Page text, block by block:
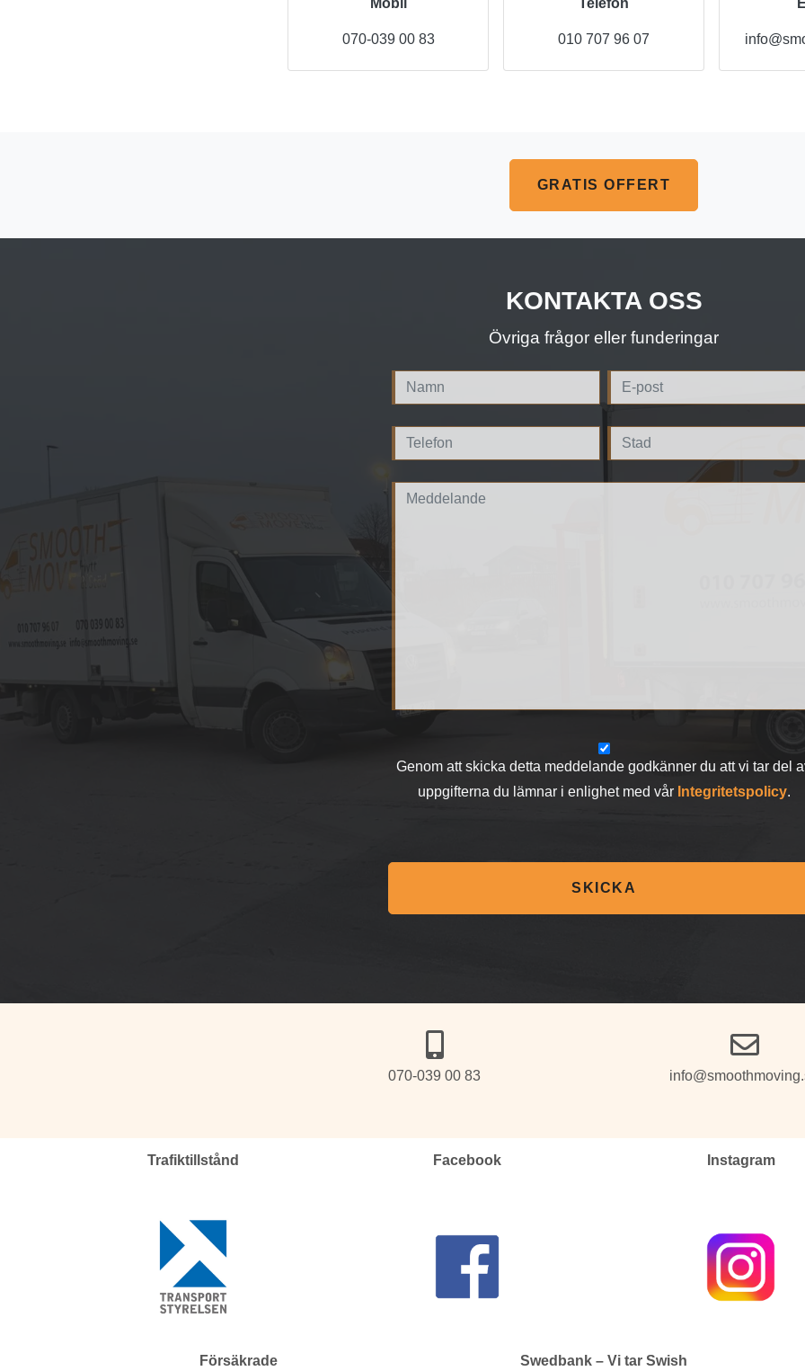
Mobil
070-039 00 83
Telefon
010 707 96 07
GRATIS OFFERT
KONTAKTA OSS
Övriga frågor eller funderingar
Genom att skicka detta meddelande godkänner du att vi tar del
uppgifterna du lämnar i enlighet med vår Integritetspolicy.
SKICKA
070-039 00 83
Trafiktillstånd Facebook Instagram
Försäkrade Swedbank – Vi tar Swish